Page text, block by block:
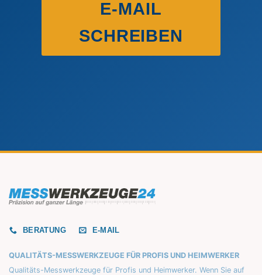
E-MAIL
SCHREIBEN
BERATUNG E-MAIL
QUALITÄTS-MESSWERKZEUGE FÜR PROFIS UND HEIMWERKER
Qualitäts-Messwerkzeuge für Profis und Heimwerker. Wenn Sie auf